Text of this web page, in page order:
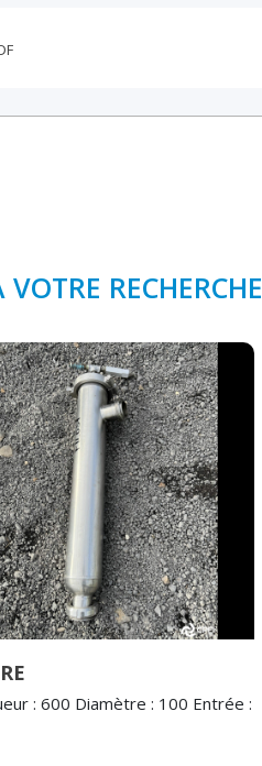
RECHERCHE
: 600 Diamètre : 100 Entrée :